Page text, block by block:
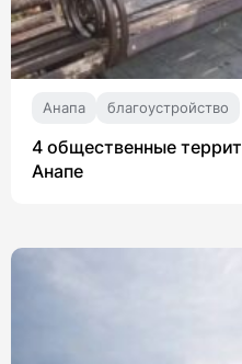
Анапа благоустройство
4 общественные
Анапе